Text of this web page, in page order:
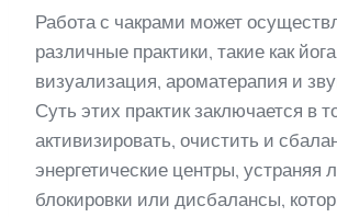
Работа с чакрами может
различные практики, такие как
визуализация, ароматерапия и
Суть этих практик заключается в
активизировать, очистить и
энергетические центры, устраняя
блокировки или дисбалансы,